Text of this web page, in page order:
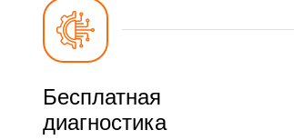
Бесплатная
диагностика